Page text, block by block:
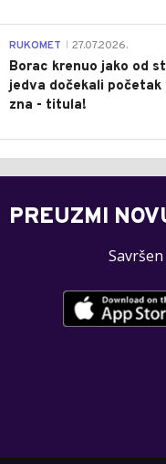
RUKOMET 27.07.2026.
Borac krenuo jako od
jedva dočekali početak
zna - titula!
PREUZMI